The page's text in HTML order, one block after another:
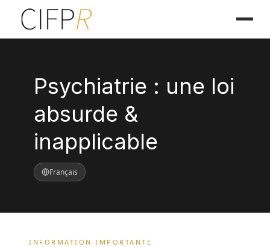
Psychiatrie : une loi
absurde &
inapplicable
Français
INFORMATION IMPORTANTE